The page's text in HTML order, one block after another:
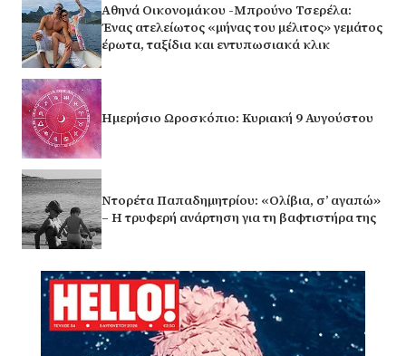
Αθηνά Οικονομάκου -Μπρούνο Τσερέλα:
Ένας ατελείωτος «μήνας του μέλιτος» γεμάτος
έρωτα, ταξίδια και εντυπωσιακά κλικ
Ημερήσιο Ωροσκόπιο: Κυριακή 9 Αυγούστου
Ντορέτα Παπαδημητρίου: «Ολίβια, σ’ αγαπώ»
– Η τρυφερή ανάρτηση για τη βαφτιστήρα της